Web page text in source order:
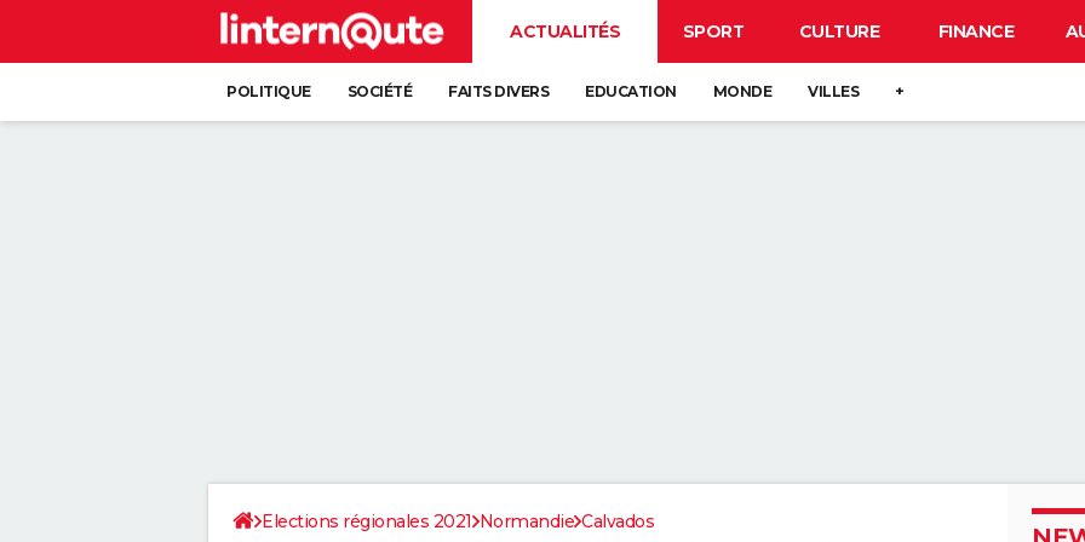
ACTUALITÉS SPORT CULTURE FINANCE
POLITIQUE SOCIÉTÉ FAITS DIVERS EDUCATION MONDE VILLES +
Elections régionales 2021 Normandie Calvados